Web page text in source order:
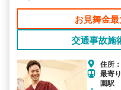
お見舞金
交通事故施
住所
最寄
園駅